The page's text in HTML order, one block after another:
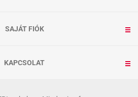
SAJÁT FIÓK
KAPCSOLAT